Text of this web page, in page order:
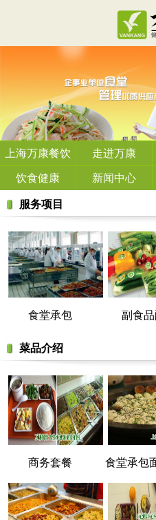
上海万康餐饮
管理有限公司
走进万康
饮食健康 新闻中心
服务项目
食堂承包 副食
菜品介绍
商务套餐 食堂承包